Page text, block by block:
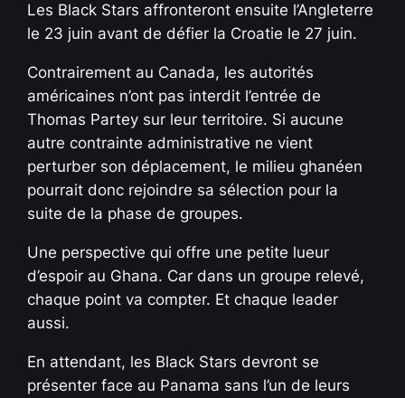
Les Black Stars affronteront ensuite l’Angleterre
le 23 juin avant de défier la Croatie le 27 juin.
Contrairement au Canada, les autorités
américaines n’ont pas interdit l’entrée de
Thomas Partey sur leur territoire. Si aucune
autre contrainte administrative ne vient
perturber son déplacement, le milieu ghanéen
pourrait donc rejoindre sa sélection pour la
suite de la phase de groupes.
Une perspective qui offre une petite lueur
d’espoir au Ghana. Car dans un groupe relevé,
chaque point va compter. Et chaque leader
aussi.
En attendant, les Black Stars devront se
présenter face au Panama sans l’un de leurs